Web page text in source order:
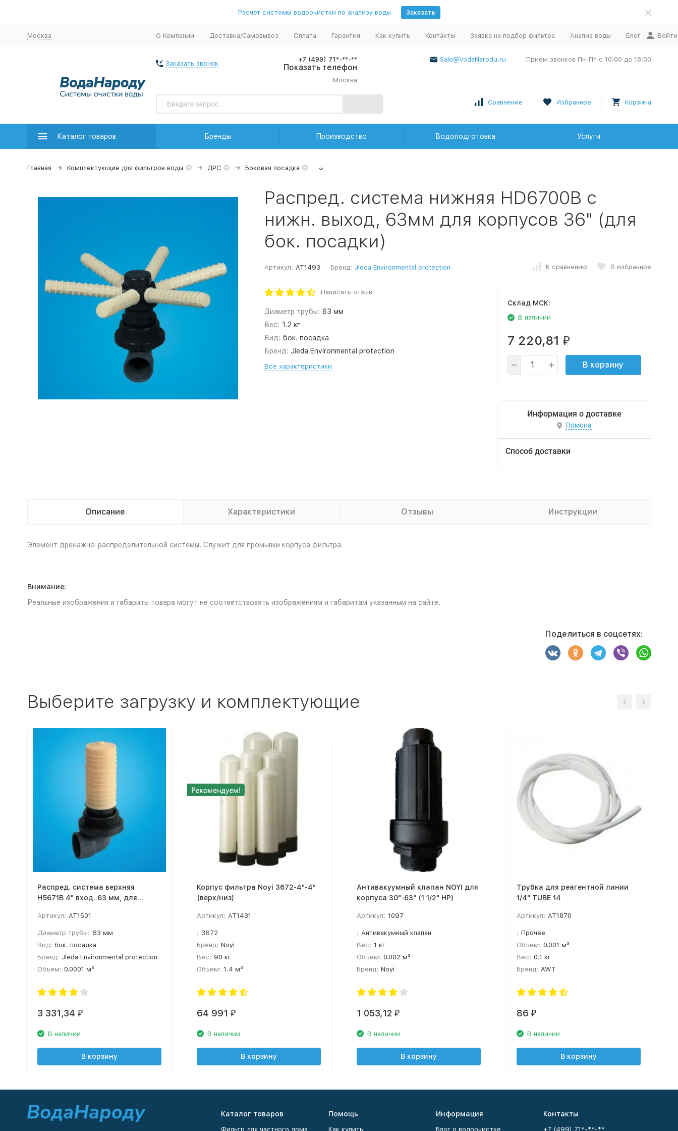
Расчет системы водоочистки по анализу воды Заказать
Москва О Компании Доставка/Самовывоз Оплата Гарантия Как купить Контакты Заявка на подбор фильтра Анализ воды Блог Войти
Заказать звонок
+7 (499) 71*-**-**
Показать телефон
Москва
Sale@VodaNarodu.ru Прием звонков Пн-Пт с 10:00 до 18:00
Сравнение Избранное Корзина
Каталог товаров Бренды Производство Водоподготовка Услуги
Главная Комплектующие для фильтров воды ДРС Боковая посадка ↓
Распред. система нижняя HD6700B с
нижн. выход, 63мм для корпусов 36" (для
бок. посадки)
Артикул: AT1493 Бренд: Jieda Environmental protection К сравнению В избранное
Написать отзыв
Диаметр трубы: 63 мм
Вес: 1.2 кг
Вид: бок. посадка
Бренд: Jieda Environmental protection
Все характеристики
Cклад МСК:
В наличии
7 220,81 ₽
В корзину
Информация о доставке
Помона
Способ доставки
Описание Характеристики Отзывы Инструкции
Элемент дренажно-распределительной системы. Служит для промывки корпуса фильтра.
Внимание:
Реальные изображения и габариты товара могут не соответствовать изображениям и габаритам указанным на сайте.
Поделиться в соцсетях:
Выберите загрузку и комплектующие
Распред. система верхняя
H5671B 4" вход. 63 мм, для
посадки)
Артикул: AT1501
Диаметр трубы: 63 мм
Вид: бок. посадка
Бренд: Jieda Environmental protection
Объем: 0.0001 м³
3 331,34 ₽
В наличии
В корзину
Корпус фильтра Noyi 3672-4"-4"
(верх/низ)
Артикул: AT1431
: 3672
Бренд: Noyi
Вес: 90 кг
Объем: 1.4 м³
64 991 ₽
В наличии
В корзину
Антивакуумный клапан NOYI для
корпуса 30"-63" (1 1/2" НР)
Артикул: 1097
: Антивакумный клапан
Вес: 1 кг
Объем: 0.002 м³
Бренд: Noyi
1 053,12 ₽
В наличии
В корзину
Трубка для реагентной линии
1/4" TUBE 14
Артикул: AT1870
: Прочее
Объем: 0.001 м³
Вес: 0.1 кг
Бренд: AWT
86 ₽
В наличии
В корзину
Каталог товаров
Фильтр для частного дома
Помощь
Как купить
Информация
Блог о водоочистке
Контакты
+7 (499) 71*-**-**